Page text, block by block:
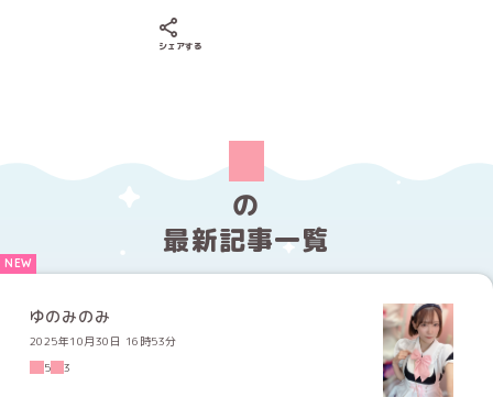
シェアする
の
最新記事一覧
ゆのみのみ
2025年10月30日 16時53分
5
3